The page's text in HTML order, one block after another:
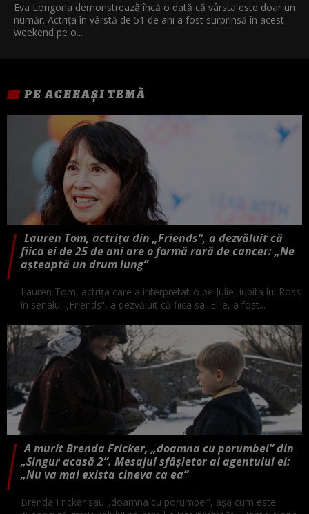
Eva Longoria demonstrează încă o dată că vârsta este doar un
număr. Actrița în vârstă de 51 de ani a fost surprinsă în acest
weekend pe o...
PE ACEEAȘI TEMĂ
Lauren Tom, actrița din „Friends”, a dezvăluit că
fiica ei de 25 de ani are o formă rară de cancer: „Ne
așteaptă un drum lung”
Lauren Tom, actrița care a interpretat-o pe Julie, iubita lui Ross
în serialul „Friends”, a dezvăluit că fiica sa, Ellie, a fost...
A murit Brenda Fricker, „doamna cu porumbei” din
„Singur acasă 2”. Mesajul sfâșietor al agentului ei:
„Nu va mai exista cineva ca ea”
Brenda Fricker sau „doamna cu porumbei”, așa cum este